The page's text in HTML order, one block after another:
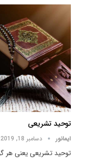
توحید تشریعی
ایمانور دسامبر 18, 2019
توحید تشریعی یعنی هر